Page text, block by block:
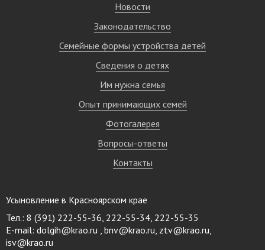
Новости
Законодательство
Семейные формы устройства детей
Сведения о детях
Им нужна семья
Опыт принимающих семей
Фотогалерея
Вопросы-ответы
Контакты
Усыновление в Красноярском крае
Тел.: 8 (391) 222-55-36, 222-55-34, 222-55-35
E-mail: dolgih@krao.ru , bnv@krao.ru, ztv@krao.ru,
isv@krao.ru